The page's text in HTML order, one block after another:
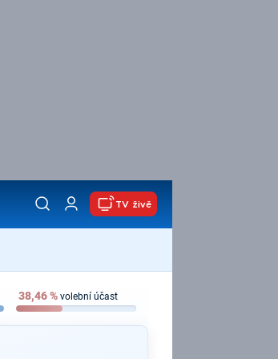
TV živě
38,46% volební účast